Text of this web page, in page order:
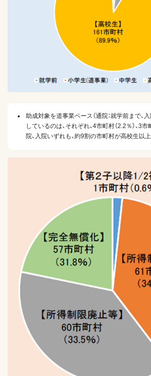
助成対象を道事業ベース（通院：就学前まで、
しているのは、それぞれ、4市町村（2.2％）、3市
院、入院いずれも、約9割の市町村が高校生以